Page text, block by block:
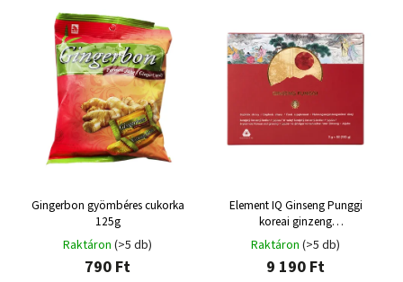
ABC szerint
Gingerbon gyömbéres cukorka
125g
Raktáron (>5 db)
790 Ft
Element IQ Ginseng Punggi
koreai ginzeng
zsidótövisbogyóval 50 x 3 g
Raktáron (>5 db)
9 190 Ft